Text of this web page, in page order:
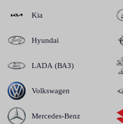
Kia
Hyundai
LADA (ВАЗ)
Volkswagen
Mercedes-Benz